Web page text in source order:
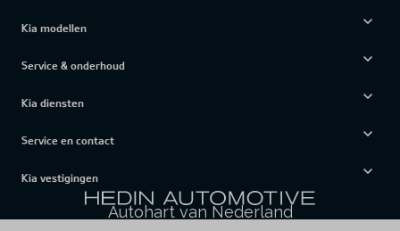
Kia modellen
Service & onderhoud
Kia diensten
Service en contact
Kia vestigingen
Autohart van Nederland